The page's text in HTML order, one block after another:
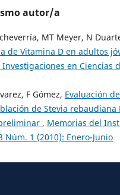
autor/a
MT Meyer, N
de Vitamina D en adultos
en Ciencias
F Gómez, Evaluación
de Stevia
, Memorias del
Núm. 1 (2010): Enero-Junio